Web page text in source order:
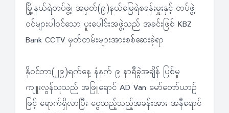
မြို့နယ်ရဲတပ်ဖွဲ့၊ အမှတ်(၉)နယ်မြေရဲစခန်းမှူးနှင့် တပ်ဖွဲ့
ဝင်များပါဝင်သော ပူးပေါင်းအဖွဲ့သည် အခင်းဖြစ် KBZ
Bank CCTV မှတ်တမ်းများအားစစ်ဆေးခဲ့ရာ
နိုဝင်ဘာ(၂၉)ရက်နေ့ နံနက် ၉ နာရီခွဲအချိန် ပြစ်မှု
ကျူးလွန်သူသည် အဖြူရောင် AD Van မော်တော်ယာဉ်
ဖြင့် ရောက်ရှိလာပြီး ငွေထည့်သည့်အခန်းအား အနီရောင်